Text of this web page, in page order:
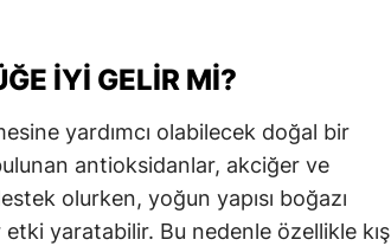
İYI GELIR MI?
yardımcı olabilecek doğal bir
antioksidanlar, akciğer ve
olurken, yoğun yapısı boğazı
yaratabilir. Bu nedenle özellikle kış